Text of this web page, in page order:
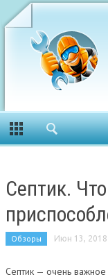
Септик.
Обзоры Июн 13, 2018
Септик — очень